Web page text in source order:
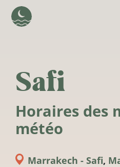
Safi
Horaires des
météo
Marrakech - Safi,